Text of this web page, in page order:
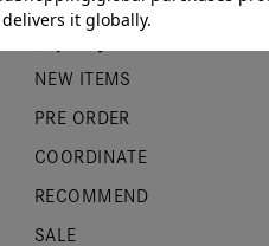
NEW ITEMS
PRE ORDER
COORDINATE
RECOMMEND
SALE